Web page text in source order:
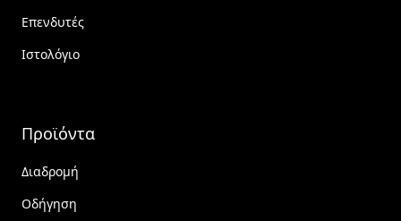
Επενδυτές
Ιστολόγιο
Προϊόντα
Διαδρομή
Οδήγηση